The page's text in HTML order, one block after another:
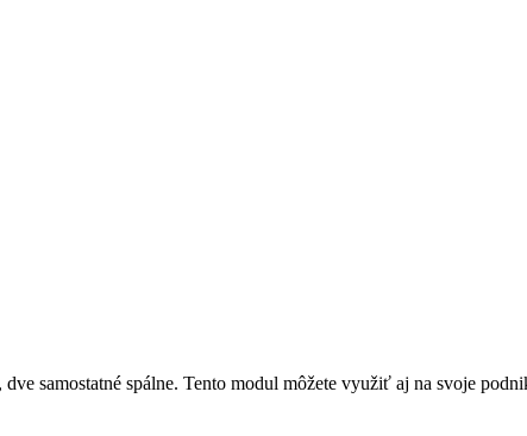
samostatné spálne. Tento modul môžete využiť aj na svoje